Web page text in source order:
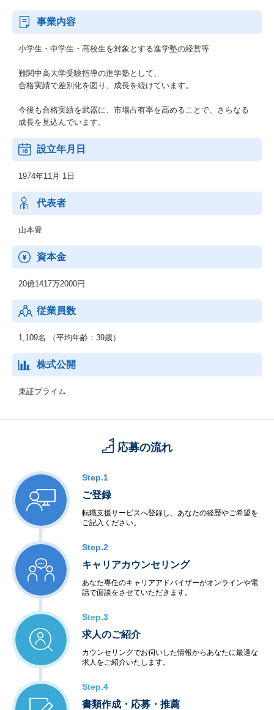
事業内容
小学生・中学生・高校生を対象とする進学塾の経営等
難関中高大学受験指導の進学塾として、
合格実績で差別化を図り、成長を続けています。
今後も合格実績を武器に、市場占有率を高めることで、さらなる
成長を見込んでいます。
設立年月日
1974年11月 1日
代表者
山本豊
資本金
20億1417万2000円
従業員数
1,109名 （平均年齢：39歳）
株式公開
東証プライム
応募の流れ
Step.1
ご登録
転職支援サービスへ登録し、あなたの経歴やご希望を
ご記入ください。
Step.2
キャリアカウンセリング
あなた専任のキャリアアドバイザーがオンラインや電
話で面談をさせていただきます。
Step.3
求人のご紹介
カウンセリングでお伺いした情報からあなたに最適な
求人をご紹介いたします。
Step.4
書類作成・応募・推薦